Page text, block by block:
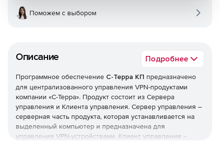
Описание Подробнее
Программное обеспечение С-Терра КП предназначено
для централизованного управления VPN-продуктами
компании «С-Терра». Продукт состоит из Сервера
управления и Клиента управления. Сервер управления –
серверная часть продукта, которая устанавливается на
выделенный компьютер и предназначена для
управления VPN-устройствами. Клиент управления –
Поможем с выбором